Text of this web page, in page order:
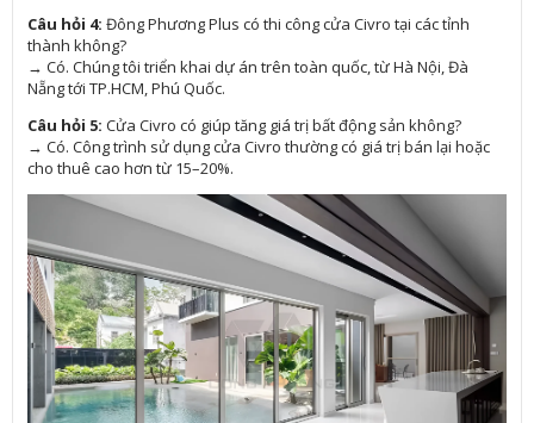
Câu hỏi 4: Đông Phương Plus có thi công cửa Civro tại các tỉnh
thành không?
→ Có. Chúng tôi triển khai dự án trên toàn quốc, từ Hà Nội, Đà
Nẵng tới TP.HCM, Phú Quốc.
Câu hỏi 5:Cửa Civro có giúp tăng giá trị bất động sản không?
→ Có. Công trình sử dụng cửa Civro thường có giá trị bán lại hoặc
cho thuê cao hơn từ 15–20%.